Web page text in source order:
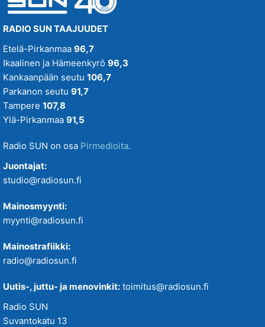
RADIO SUN TAAJUUDET
Etelä-Pirkanmaa 96,7
Ikaalinen ja Hämeenkyrö 96,3
Kankaanpään seutu 106,7
Parkanon seutu 91,7
Tampere 107,8
Ylä-Pirkanmaa 91,5
Radio SUN on osa Pirmedioita.
Juontajat:
studio@radiosun.fi
Mainosmyynti:
myynti@radiosun.fi
Mainostrafiikki:
radio@radiosun.fi
Uutis-, juttu- ja menovinkit: toimitus@radiosun.fi
Radio SUN
Suvantokatu 13